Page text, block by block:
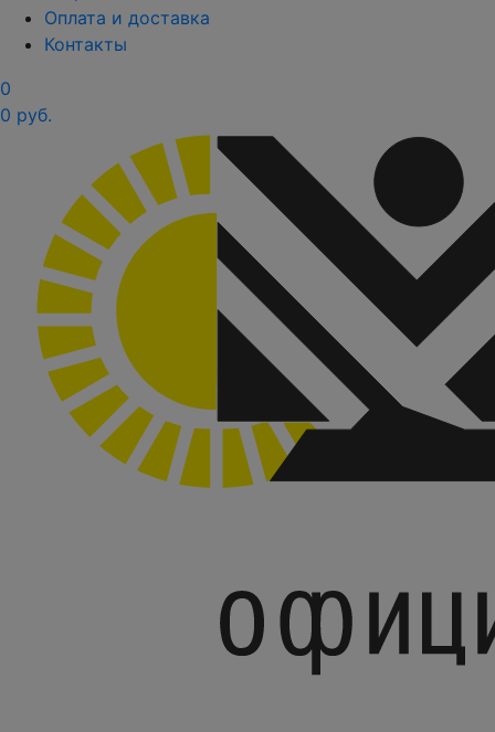
Оплата и доставка
Контакты
0
0 руб.